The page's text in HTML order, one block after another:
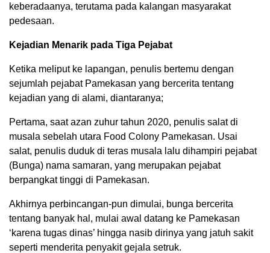
keberadaanya, terutama pada kalangan masyarakat
pedesaan.
Kejadian Menarik pada Tiga Pejabat
Ketika meliput ke lapangan, penulis bertemu dengan
sejumlah pejabat Pamekasan yang bercerita tentang
kejadian yang di alami, diantaranya;
Pertama, saat azan zuhur tahun 2020, penulis salat di
musala sebelah utara Food Colony Pamekasan. Usai
salat, penulis duduk di teras musala lalu dihampiri pejabat
(Bunga) nama samaran, yang merupakan pejabat
berpangkat tinggi di Pamekasan.
Akhirnya perbincangan-pun dimulai, bunga bercerita
tentang banyak hal, mulai awal datang ke Pamekasan
‘karena tugas dinas’ hingga nasib dirinya yang jatuh sakit
seperti menderita penyakit gejala setruk.